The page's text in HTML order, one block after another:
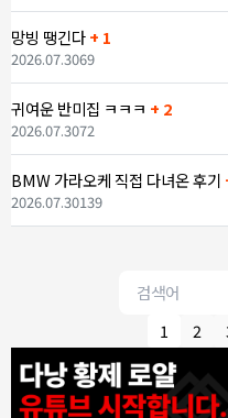
망빙 땡긴다+ 1
2026.07.3069
귀여운 반미집 ㅋㅋㅋ + 2
2026.07.3072
BMW 가라오케 직접 다녀온 후기
2026.07.30139
1 2